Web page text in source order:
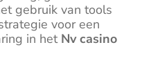
gebruik van tools
voor een
in het Nv casino